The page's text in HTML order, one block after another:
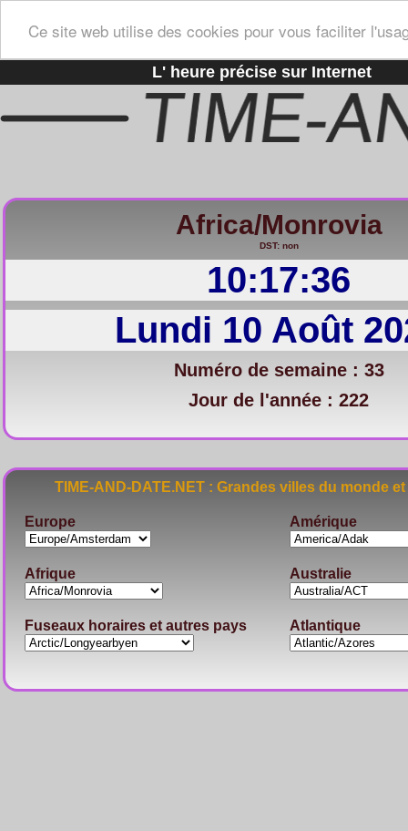
Ce site web utilise des cookies pour vous faciliter
L' heure précise sur Internet
Africa/Monrovia
DST: non
10:17:37
Lundi 10 Août
Numéro de semaine : 33
Jour de l'année : 222
TIME-AND-DATE.NET : Grandes villes du
Europe Amérique
Afrique Australie
Fuseaux horaires et autres pays Atlantique